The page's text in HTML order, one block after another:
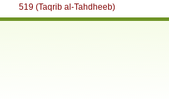
519 (Taqrib al-Tahdheeb)